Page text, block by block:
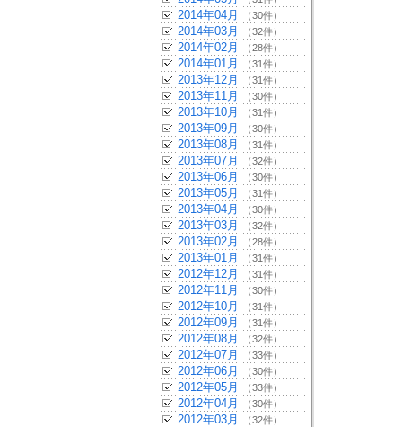
2014年04月 （30件）
2014年03月 （32件）
2014年02月 （28件）
2014年01月 （31件）
2013年12月 （31件）
2013年11月 （30件）
2013年10月 （31件）
2013年09月 （30件）
2013年08月 （31件）
2013年07月 （32件）
2013年06月 （30件）
2013年05月 （31件）
2013年04月 （30件）
2013年03月 （32件）
2013年02月 （28件）
2013年01月 （31件）
2012年12月 （31件）
2012年11月 （30件）
2012年10月 （31件）
2012年09月 （31件）
2012年08月 （32件）
2012年07月 （33件）
2012年06月 （30件）
2012年05月 （33件）
2012年04月 （30件）
2012年03月 （32件）